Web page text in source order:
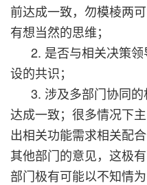
前达成一致，勿模棱两
有想当然的思维；
2. 是否与相关决策领
设的共识；
3. 涉及多部门协同的
达成一致；很多情况下
出相关功能需求相关配
其他部门的意见，这极
部门极有可能以不知情